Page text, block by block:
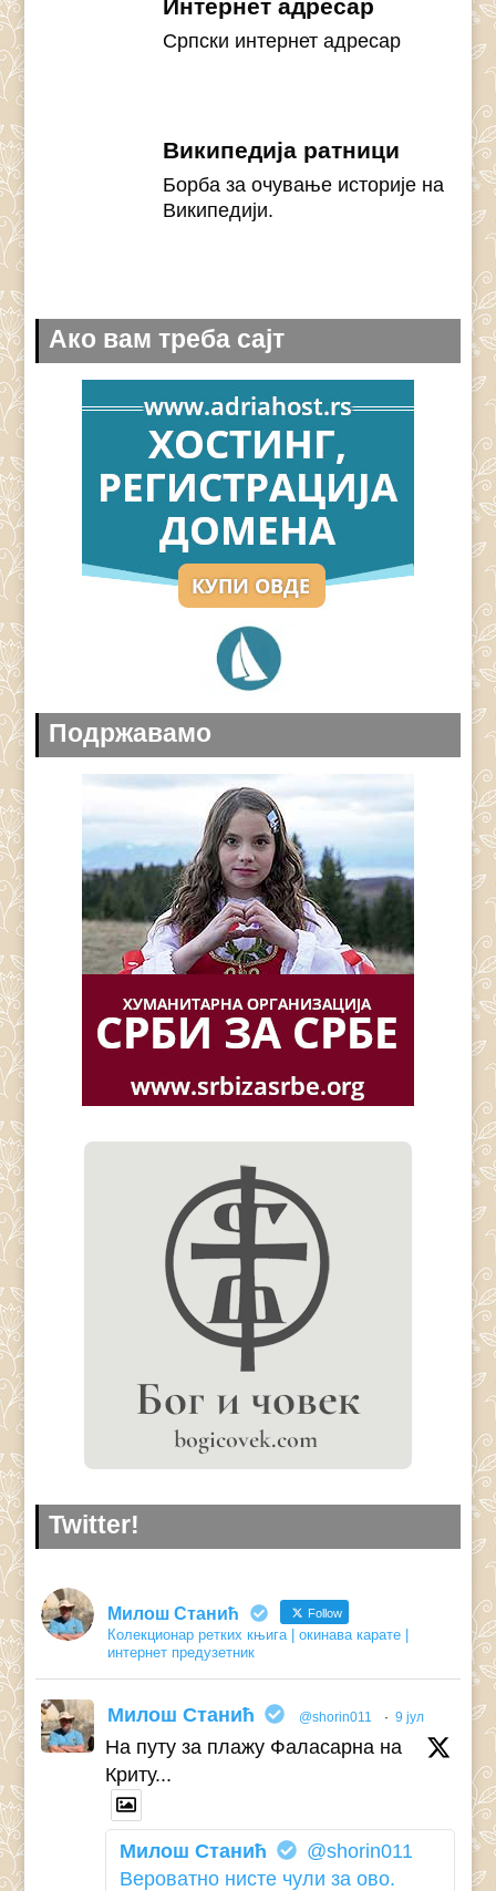
Интернет адресар
Српски интернет адресар
Википедија ратници
Борба за очување историје на
Википедији.
Ако вам треба сајт
Подржавамо
Twitter!
Милош Станић Follow
Колекционар ретких књига | окинава карате |
интернет предузетник
Милош Станић @shorin011 · 9 јул
На путу за плажу Фаласарна на
Криту...
Милош Станић
@shorin011
Вероватно нисте чули за ово.